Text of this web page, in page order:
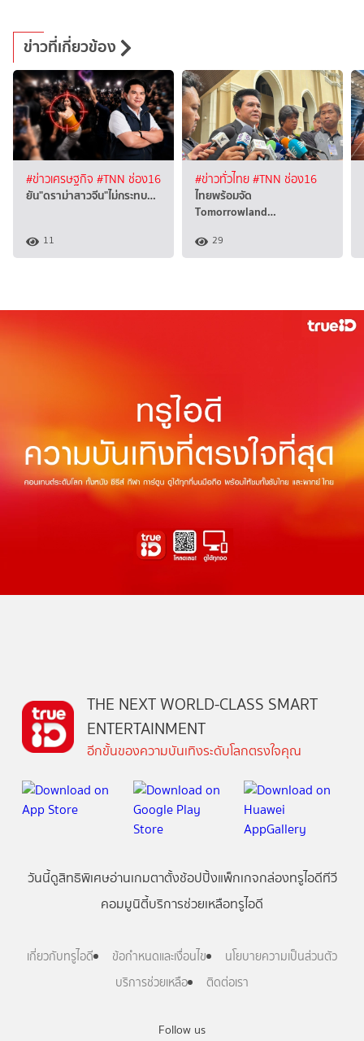
ข่าวที่เกี่ยวข้อง
#ข่าวเศรษฐกิจ #TNN ช่อง16
ยัน"ดราม่าสาวจีน"ไม่กระทบ…
11
#ข่าวทั่วไทย#TNN ช่อง16
ไทยพร้อมจัด
Tomorrowland…
29
Follow us
THE NEXT WORLD-CLASS SMART
ENTERTAINMENT
อีกขั้นของความบันเทิงระดับโลกตรงใจคุณ
วันนี้ดูสิทธิพิเศษอ่านเกมตาตั้งช้อปปิ้งแพ็กเกจกล่องทรูไอดีทีวี
คอมมูนิตี้บริการช่วยเหลือทรูไอดี
เกี่ยวกับทรูไอดี ข้อกำหนดและเงื่อนไข
นโยบายความเป็นส่วนตัว
บริการช่วยเหลือ
ติดต่อเรา